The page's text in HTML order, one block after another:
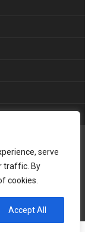
serve
traffic. By
cookies.
Accept All